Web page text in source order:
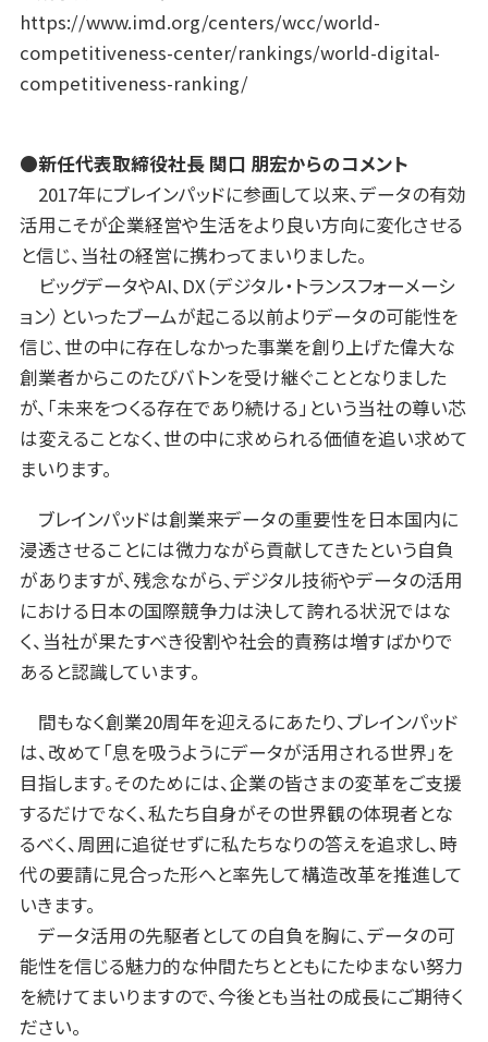
https://www.imd.org/centers/wcc/world-
competitiveness-center/rankings/world-digital-
competitiveness-ranking/
●新任代表取締役社長 関口 朋宏からのコメント
2017年にブレインパッドに参画して以来、データの有効
活用こそが企業経営や生活をより良い方向に変化させる
と信じ、当社の経営に携わってまいりました。
ビッグデータやAI、DX（デジタル・トランスフォーメーシ
ョン）といったブームが起こる以前よりデータの可能性を
信じ、世の中に存在しなかった事業を創り上げた偉大な
創業者からこのたびバトンを受け継ぐこととなりました
が、「未来をつくる存在であり続ける」という当社の尊い芯
は変えることなく、世の中に求められる価値を追い求めて
まいります。
ブレインパッドは創業来データの重要性を日本国内に
浸透させることには微力ながら貢献してきたという自負
がありますが、残念ながら、デジタル技術やデータの活用
における日本の国際競争力は決して誇れる状況ではな
く、当社が果たすべき役割や社会的責務は増すばかりで
あると認識しています。
間もなく創業20周年を迎えるにあたり、ブレインパッド
は、改めて「息を吸うようにデータが活用される世界」を
目指します。そのためには、企業の皆さまの変革をご支援
するだけでなく、私たち自身がその世界観の体現者とな
るべく、周囲に追従せずに私たちなりの答えを追求し、時
代の要請に見合った形へと率先して構造改革を推進して
いきます。
データ活用の先駆者としての自負を胸に、データの可
能性を信じる魅力的な仲間たちとともにたゆまない努力
を続けてまいりますので、今後とも当社の成長にご期待く
ださい。